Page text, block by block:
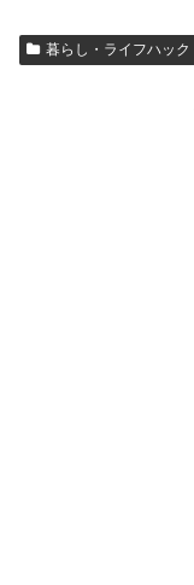
暮らし・ライフハック